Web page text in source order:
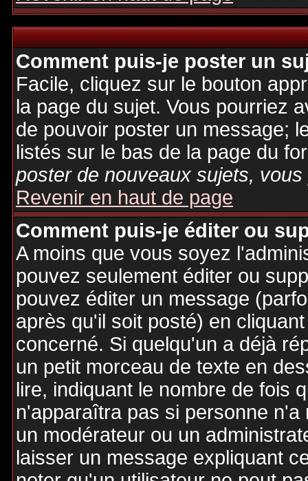
Comment puis-je poster un
Facile, cliquez sur le bouton
la page du sujet. Vous pourriez
de pouvoir poster un message;
listés sur le bas de la page du
poster de nouveaux sujets,
Revenir en haut de page
Comment puis-je éditer ou
A moins que vous soyez
pouvez seulement éditer ou
pouvez éditer un message
après qu'il soit posté) en
concerné. Si quelqu'un a déjà
un petit morceau de texte en
lire, indiquant le nombre de fois
n'apparaîtra pas si personne
un modérateur ou un
laisser un message expliquant